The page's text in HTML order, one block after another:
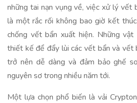
những tai nạn vụng về, việc xử lý vết
là một rắc rối không bao giờ kết
chống vết bẩn xuất hiện. Những
thiết kế để đẩy lùi các vết bẩn và vết
trở nên dễ dàng và đảm bảo ghế
nguyên sơ trong nhiều năm tới.
Một lựa chọn phổ biến là vải